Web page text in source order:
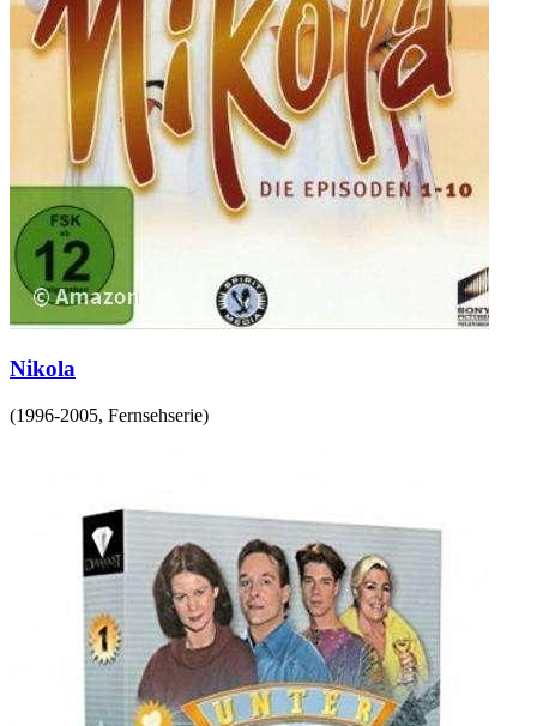
Nikola
(1996-2005, Fernsehserie)